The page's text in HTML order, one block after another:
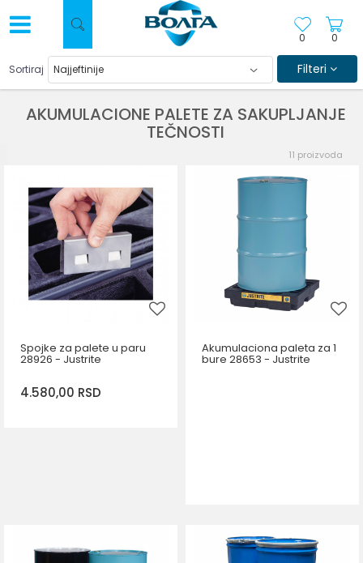
0
0
AKUMULACIONE PALETE ZA SAKUPLJANJE
TEČNOSTI
Sortiraj Filteri
11 proizvoda
Spojke za palete u paru
28926 - Justrite
4.580,00 RSD
Akumulaciona paleta za 1
bure 28653 - Justrite